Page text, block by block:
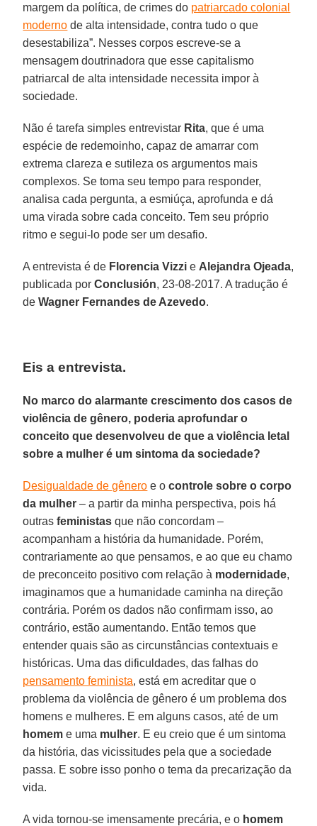
margem da política, de crimes do patriarcado colonial
moderno de alta intensidade, contra tudo o que
desestabiliza”. Nesses corpos escreve-se a
mensagem doutrinadora que esse capitalismo
patriarcal de alta intensidade necessita impor à
sociedade.
Não é tarefa simples entrevistar Rita, que é uma
espécie de redemoinho, capaz de amarrar com
extrema clareza e sutileza os argumentos mais
complexos. Se toma seu tempo para responder,
analisa cada pergunta, a esmiúça, aprofunda e dá
uma virada sobre cada conceito. Tem seu próprio
ritmo e segui-lo pode ser um desafio.
A entrevista é de Florencia Vizzi e Alejandra Ojeada,
publicada porConclusión, 23-08-2017. A tradução é
deWagner Fernandes de Azevedo.
Eis a entrevista.
No marco do alarmante crescimento dos casos de
violência de gênero, poderia aprofundar o
conceito que desenvolveu de que a violência letal
sobre a mulher é um sintoma da sociedade?
Desigualdade de gênero e ocontrole sobre o corpo
da mulher – a partir da minha perspectiva, pois há
outrasfeministas que não concordam –
acompanham a história da humanidade. Porém,
contrariamente ao que pensamos, e ao que eu chamo
de preconceito positivo com relação à modernidade,
imaginamos que a humanidade caminha na direção
contrária. Porém os dados não confirmam isso, ao
contrário, estão aumentando. Então temos que
entender quais são as circunstâncias contextuais e
históricas. Uma das dificuldades, das falhas do
pensamento feminista, está em acreditar que o
problema da violência de gênero é um problema dos
homens e mulheres. E em alguns casos, até de um
homem e uma mulher. E eu creio que é um sintoma
da história, das vicissitudes pela que a sociedade
passa. E sobre isso ponho o tema da precarização da
vida.
A vida tornou-se imensamente precária, e o homem